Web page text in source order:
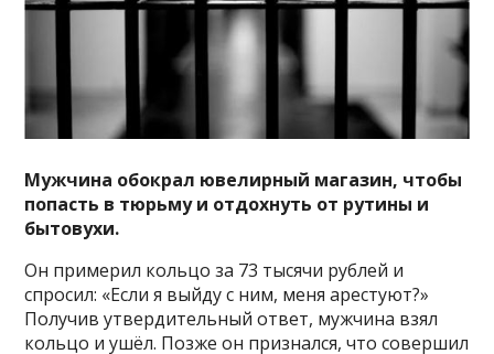
Мужчина обокрал ювелирный магазин, чтобы
попасть в тюрьму и отдохнуть от рутины и
бытовухи.
Он примерил кольцо за 73 тысячи рублей и
спросил: «Если я выйду с ним, меня арестуют?»
Получив утвердительный ответ, мужчина взял
кольцо и ушёл. Позже он признался, что совершил